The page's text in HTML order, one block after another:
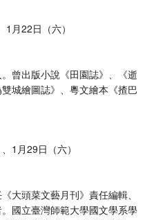
月22日（六）
曾出版小說《田園誌》、《逝
城繪圖誌》、粵文繪本《揸巴
1月29日（六）
大頭菜文藝月刊》責任編輯、
國立臺灣師範大學國文學系學